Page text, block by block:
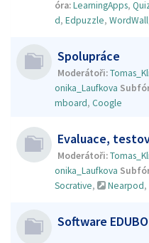
óra:LearningApps,
d, Edpuzzle, WordWall
Spolupráce
Moderátoři:
onika_Laufkova
mboard, Coogle
Evaluace,
Moderátoři:
onika_Laufkova
Socrative, Nearpod,
Software